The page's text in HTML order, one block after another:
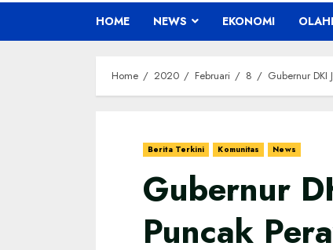
HOME NEWS EKONOMI
Home 2020 Februari 8 Gubernur DKI
Berita Terkini Komunitas News
Gubernur
Puncak